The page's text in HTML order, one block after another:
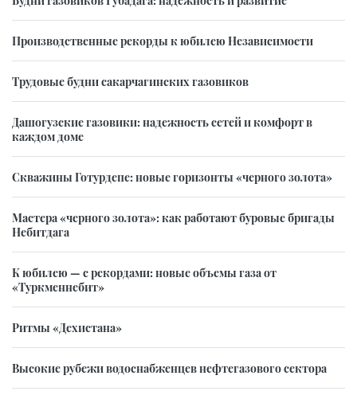
Производственные рекорды к юбилею Независимости
Трудовые будни сакарчагинских газовиков
Дашогузские газовики: надежность сетей и комфорт в
каждом доме
Скважины Готурдепе: новые горизонты «черного золота»
Мастера «черного золота»: как работают буровые бригады
Небитдага
К юбилею — с рекордами: новые объемы газа от
«Туркменнебит»
Ритмы «Дехистана»
Высокие рубежи водоснабженцев нефтегазового сектора